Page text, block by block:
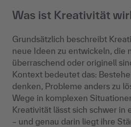
Was ist Kreativität
Grundsätzlich beschreibt
neue Ideen zu entwickeln, die
überraschend oder originell
Kontext bedeutet das:
denken, Probleme anders zu
Wege in komplexen
Kreativität lässt sich schwer in
– und genau darin liegt ihre